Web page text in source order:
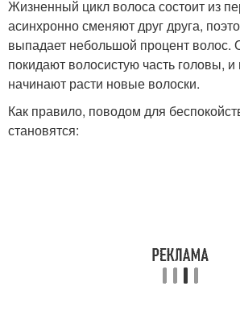
Жизненный цикл волоса состоит из
асинхронно сменяют друг друга,
выпадает небольшой процент волос.
покидают волосистую часть головы,
начинают расти новые волоски.
Как правило, поводом для
становятся: